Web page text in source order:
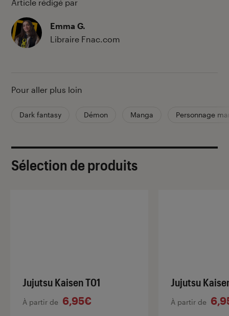
Article rédigé par
Emma G.
Libraire Fnac.com
Pour aller plus loin
Dark fantasy Démon Manga Personnage
Sélection de produits
Jujutsu Kaisen T01
À partir de 6,95€
Jujutsu
À partir de